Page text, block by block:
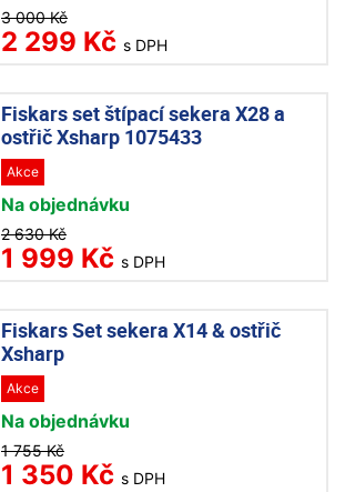
3 000 Kč
2 299 Kč s DPH
Fiskars set štípací sekera X28 a
ostřič Xsharp 1075433
Akce
Na objednávku
2 630 Kč
1 999 Kč s DPH
Fiskars Set sekera X14 & ostřič
Xsharp
Akce
Na objednávku
1 755 Kč
1 350 Kč s DPH